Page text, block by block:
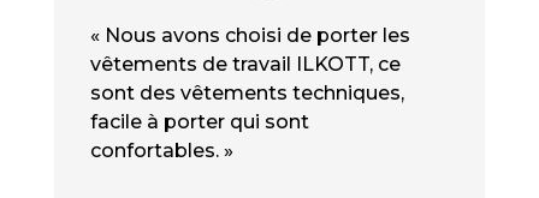
« Nous avons choisi de porter les
vêtements de travail ILKOTT, ce
sont des vêtements techniques,
facile à porter qui sont
confortables. »